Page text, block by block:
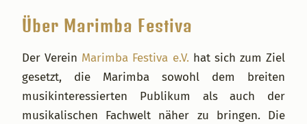
Über Marimba Festiva
Der Verein Marimba Festiva e.V. hat sich zum Ziel
gesetzt, die Marimba sowohl dem breiten
musikinteressierten Publikum als auch der
musikalischen Fachwelt näher zu bringen. Die